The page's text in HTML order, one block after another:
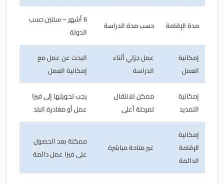
مدة الإقامة حسب مدة الدراسة
6 أشهر – سنتين حسب
الدولة
إمكانية
العمل
عمل جزئي أثناء
الدراسة
البحث عن عمل مع
إمكانية العمل
إمكانية
التمديد
ممكن للانتقال
لمرحلة أعلى
يجب تحويلها إلى فيزا
عمل أو مغادرة البلد
إمكانية
الإقامة
الدائمة
غير متاحة مباشرة
ممكنة بعد الحصول
على فيزا عمل دائمة